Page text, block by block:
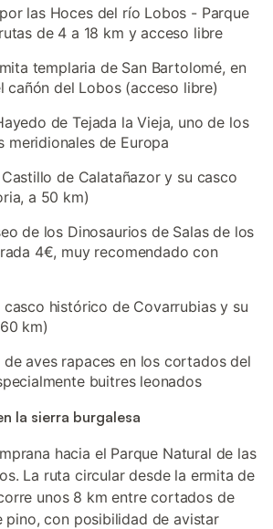
las Hoces del río Lobos - Parque
de 4 a 18 km y acceso libre
templaria de San Bartolomé, en
cañón del Lobos (acceso libre)
de Tejada la Vieja, uno de los
meridionales de Europa
de Calatañazor y su casco
a 50 km)
de los Dinosaurios de Salas de los
4€, muy recomendado con
casco histórico de Covarrubias y su
km)
de aves rapaces en los cortados del
buitres leonados
la sierra burgalesa
hacia el Parque Natural de las
La ruta circular desde la ermita de
unos 8 km entre cortados de
pino, con posibilidad de avistar